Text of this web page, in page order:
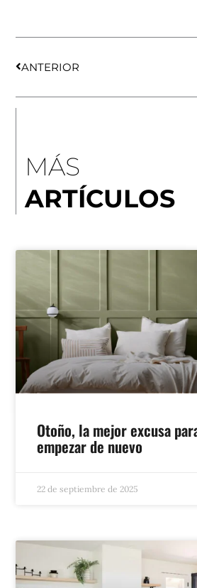
ANTERIOR
MÁS
ARTÍCULOS
Otoño, la mejor excusa
empezar de nuevo
22 de septiembre de 2025